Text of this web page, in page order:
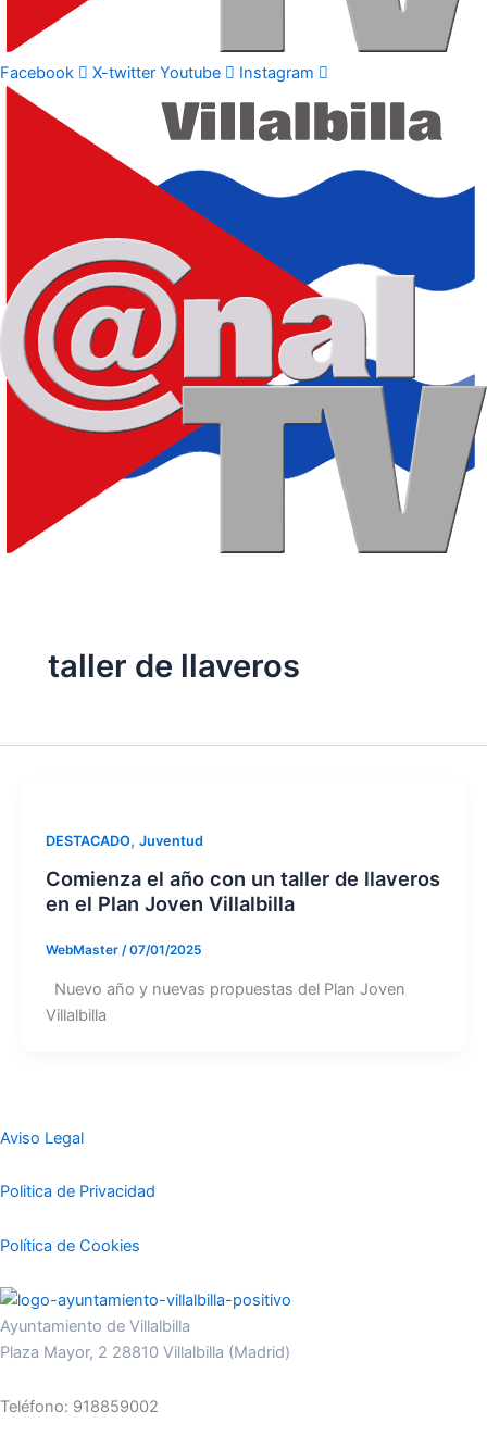
Facebook X-twitter Youtube Instagram
taller de llaveros
DESTACADO, Juventud
Comienza el año con un taller de llaveros
en el Plan Joven Villalbilla
WebMaster /07/01/2025
Nuevo año y nuevas propuestas del Plan Joven
Villalbilla
Aviso Legal
Politica de Privacidad
Política de Cookies
Ayuntamiento de Villalbilla
Plaza Mayor, 2 28810 Villalbilla (Madrid)
Teléfono: 918859002